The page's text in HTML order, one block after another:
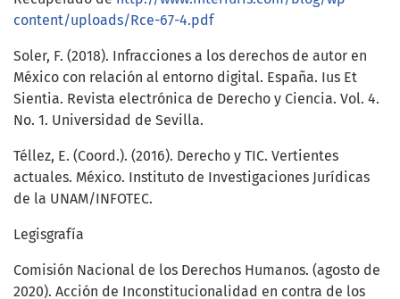
content/uploads/Rce-67-4.pdf
Soler, F. (2018). Infracciones a los derechos de autor en
México con relación al entorno digital. España. Ius Et
Sientia. Revista electrónica de Derecho y Ciencia. Vol. 4.
No. 1. Universidad de Sevilla.
Téllez, E. (Coord.). (2016). Derecho y TIC. Vertientes
actuales. México. Instituto de Investigaciones Jurídicas
de la UNAM/INFOTEC.
Legisgrafía
Comisión Nacional de los Derechos Humanos. (agosto de
2020). Acción de Inconstitucionalidad en contra de los